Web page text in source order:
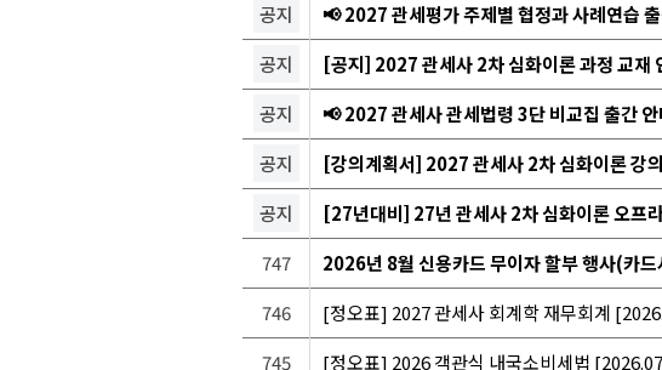
공지
📢 2027 관세평가 주제별 협정과 사례연습
공지
[공지] 2027 관세사 2차 심화이론 과정 교재
공지
📢 2027 관세사 관세법령 3단 비교집 출간 안
공지
[강의계획서] 2027 관세사 2차 심화이론 강
공지
[27년대비] 27년 관세사 2차 심화이론 오프
747
2026년 8월 신용카드 무이자 할부 행사(카
746
[정오표] 2027 관세사 회계학 재무회계
745
[정오표] 2026 객관식 내국소비세법